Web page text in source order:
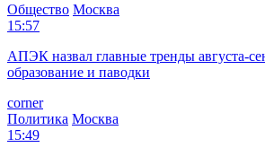
Общество Москва
15:57
АПЭК назвал главные тренды августа-
образование и паводки
corner
Политика Москва
15:49